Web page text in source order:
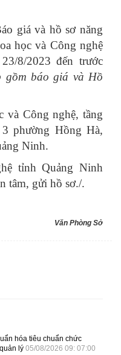
giá và hồ sơ năng
học và Công nghệ
8/2023 đến trước
gồm báo giá và Hồ
và Công nghệ, tầng
phường Hồng Hà,
Ninh.
tỉnh Quảng Ninh
tâm, gửi hồ sơ./.
Văn Phòng Sở
hóa tiêu chuẩn chức
lý 05/08/2026 09: 07:00